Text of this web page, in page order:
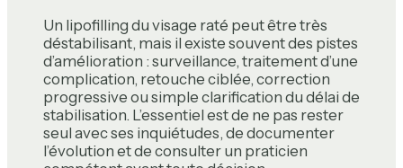
Un lipofilling du visage raté peut être très
déstabilisant, mais il existe souvent des pistes
d’amélioration : surveillance, traitement d’une
complication, retouche ciblée, correction
progressive ou simple clarification du délai de
stabilisation. L’essentiel est de ne pas rester
seul avec ses inquiétudes, de documenter
l’évolution et de consulter un praticien